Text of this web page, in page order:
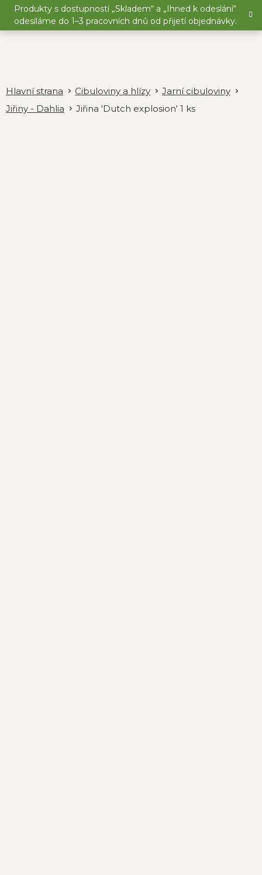
Přejít
obsah
Produkty s dostupností „Skladem“ a „Ihned k odeslání“
odesíláme do 1–3 pracovních dnů od přijetí objednávky.
Cibuloviny a hlízy
Jarní cibuloviny
Jiřiny - Dahlia
Jiřina 'Dutch explosion' 1 ks